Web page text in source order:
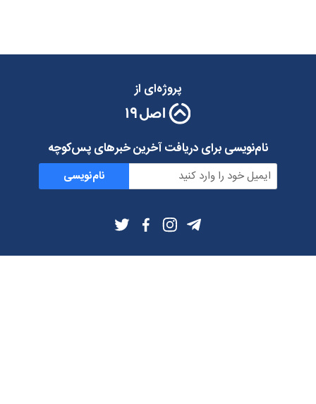
پروژه‌ای از
نام‌نویسی برای دریافت آخرین خبرهای پس‌کوچه
نام‌نویسی